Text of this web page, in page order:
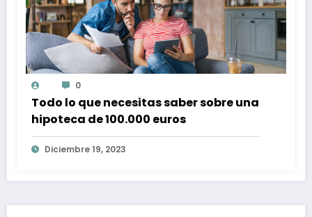
0
Todo lo que necesitas saber sobre una
hipoteca de 100.000 euros
Diciembre 19, 2023